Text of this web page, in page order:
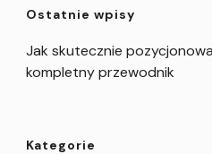
Ostatnie wpisy
Jak skutecznie
kompletny przewodnik
Kategorie